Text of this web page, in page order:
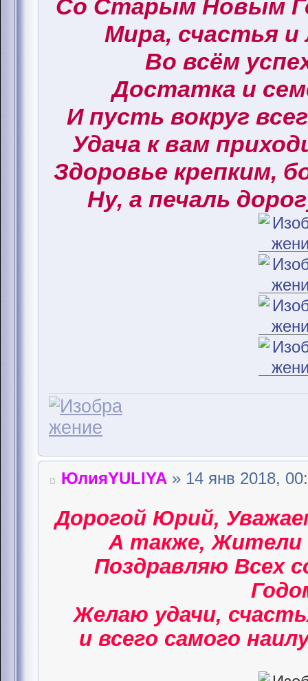
Со Старым Новым
Мира, счастья
Во всём
Достатка и
И пусть вокруг
Удача к вам
Здоровье крепким,
Ну, а печаль
ЮлияYULIYA » 14 янв 2018,
Дорогой Юрий,
А также, Жители
Поздравляю Всех
Желаю удачи,
и всего самого